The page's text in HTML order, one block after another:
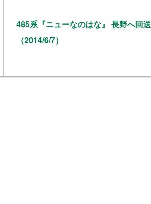
485系『ニューなのはな』 長野へ回送
（2014/6/7）